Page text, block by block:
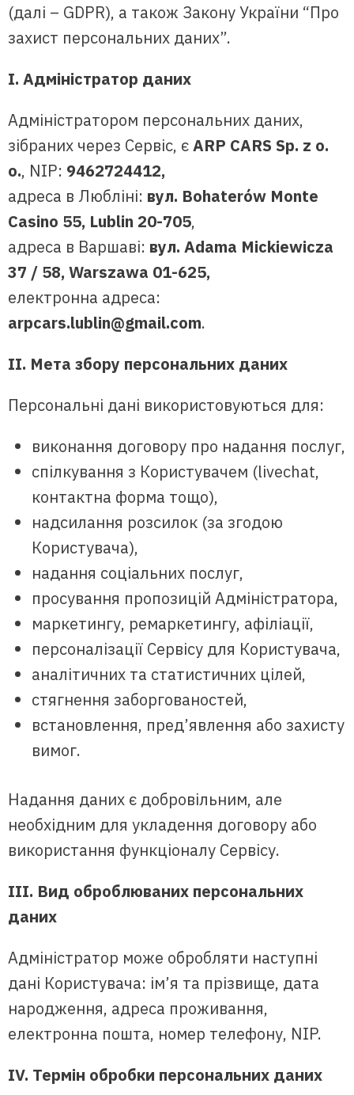
(далі – GDPR), а також Закону України “Про
захист персональних даних”.
I. Адміністратор даних
Адміністратором персональних даних,
зібраних через Сервіс, єARP CARS Sp. z o.
o., NIP: 9462724412,
адреса в Любліні: вул. Bohaterów Monte
Casino 55, Lublin 20-705,
адреса в Варшаві: вул. Adama Mickiewicza
37 / 58, Warszawa 01-625,
електронна адреса:
arpcars.lublin@gmail.com.
II. Мета збору персональних даних
Персональні дані використовуються для:
виконання договору про надання послуг,
спілкування з Користувачем (livechat,
контактна форма тощо),
надсилання розсилок (за згодою
Користувача),
надання соціальних послуг,
просування пропозицій Адміністратора,
маркетингу, ремаркетингу, афіліації,
персоналізації Сервісу для Користувача,
аналітичних та статистичних цілей,
стягнення заборгованостей,
встановлення, пред’явлення або захисту
вимог.
Надання даних є добровільним, але
необхідним для укладення договору або
використання функціоналу Сервісу.
III. Вид оброблюваних персональних
даних
Адміністратор може обробляти наступні
дані Користувача: ім’я та прізвище, дата
народження, адреса проживання,
електронна пошта, номер телефону, NIP.
IV. Термін обробки персональних даних